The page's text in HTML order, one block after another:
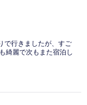
で行きましたが、すご
綺麗で次もまた宿泊し